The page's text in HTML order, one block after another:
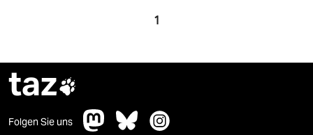
1
taz
Folgen Sie uns